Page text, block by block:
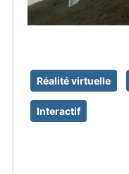
Réalité virtuelle
Interactif